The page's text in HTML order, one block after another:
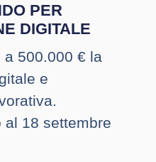
PER
DIGITALE
500.000 € la
e
al 18 settembre